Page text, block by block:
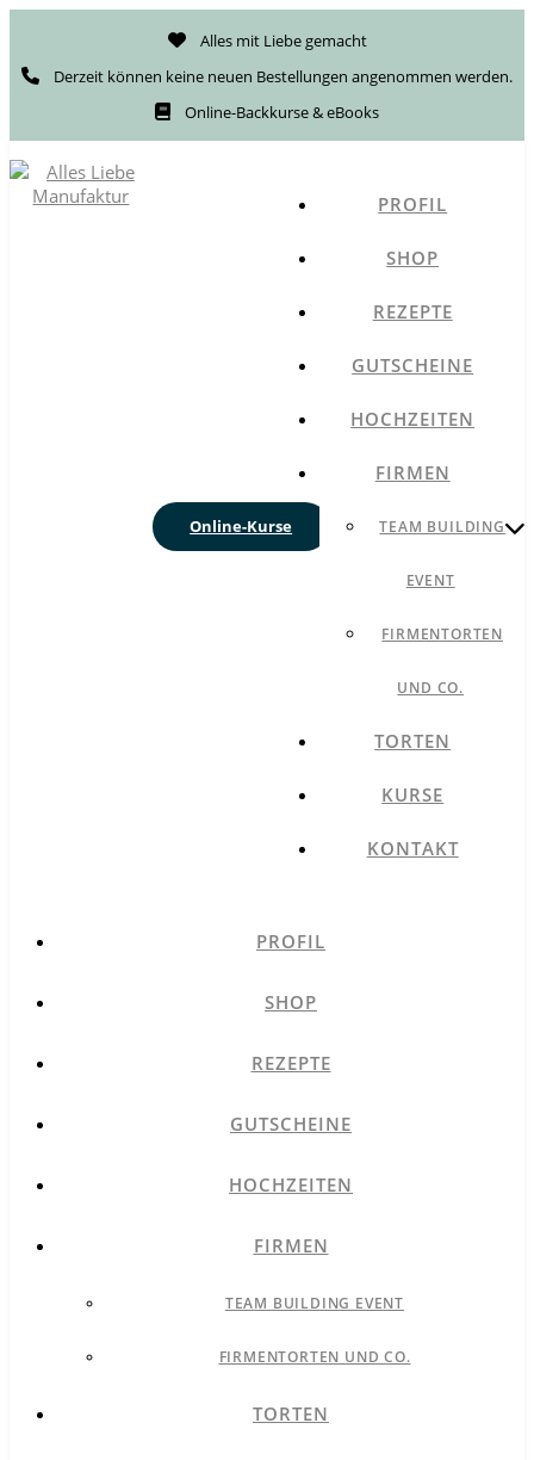
Alles mit Liebe gemacht
Derzeit können keine neuen Bestellungen angenommen werden.
Online-Backkurse & eBooks
Online-Kurse
PROFIL
SHOP
REZEPTE
GUTSCHEINE
HOCHZEITEN
FIRMEN
TEAM BUILDING
EVENT
FIRMENTORTEN
UND CO.
TORTEN
KURSE
KONTAKT
PROFIL
SHOP
REZEPTE
GUTSCHEINE
HOCHZEITEN
FIRMEN
TEAM BUILDING EVENT
FIRMENTORTEN UND CO.
TORTEN